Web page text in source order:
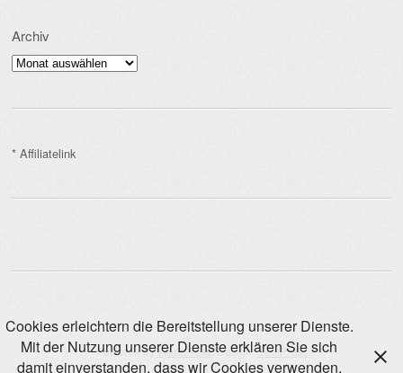
Archiv
Archiv
* Affiliatelink
Powered byWordPress. Design:SemPress
Cookies erleichtern die Bereitstellung unserer Dienste.
Mit der Nutzung unserer Dienste erklären Sie sich
damit einverstanden, dass wir Cookies verwenden.